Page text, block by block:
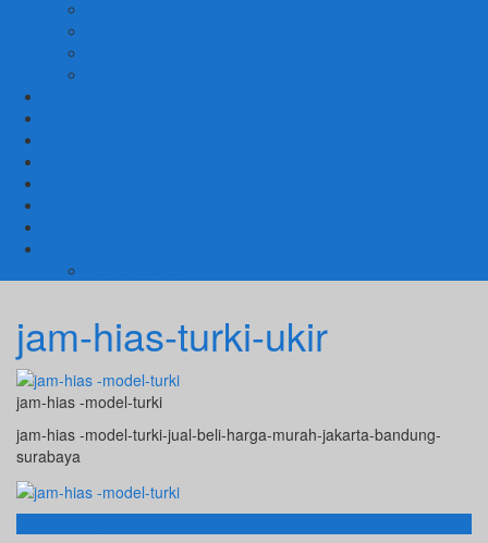
jam-hias-turki-ukir
jam-hias -model-turki
jam-hias -model-turki-jual-beli-harga-murah-jakarta-bandung-
surabaya
Info Terbaru